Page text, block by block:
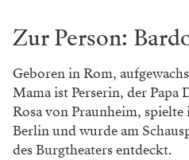
Zur Person:
Geboren in Rom,
Mama ist Perserin, der Papa
Rosa von Praunheim,
­Berlin und wurde am
des Burgtheaters entdeckt.